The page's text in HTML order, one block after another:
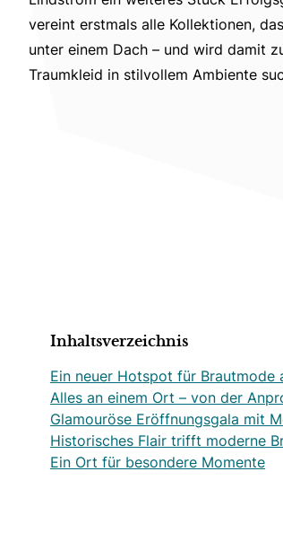
vereint erstmals alle Kollektionen,
unter einem Dach – und wird damit
Traumkleid in stilvollem Ambiente
Inhaltsverzeichnis
Ein neuer Hotspot für Brautmode
Alles an einem Ort – von der
Glamouröse Eröffnungsgala mit
Historisches Flair trifft moderne
Ein Ort für besondere Momente